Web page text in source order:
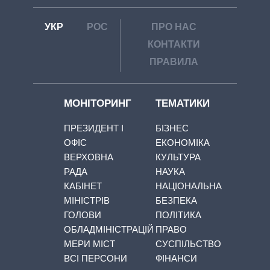
УКР РОС
ПРО НАС
КОНТАКТИ
ПРАВИЛА
МОНІТОРИНГ
ПРЕЗИДЕНТ І
ОФІС
ВЕРХОВНА
РАДА
КАБІНЕТ
МІНІСТРІВ
ГОЛОВИ
ОБЛАДМІНІСТРАЦІЙ
МЕРИ МІСТ
ВСІ ПЕРСОНИ
ТЕМАТИКИ
БІЗНЕС
ЕКОНОМІКА
КУЛЬТУРА
НАУКА
НАЦІОНАЛЬНА
БЕЗПЕКА
ПОЛІТИКА
ПРАВО
СУСПІЛЬСТВО
ФІНАНСИ